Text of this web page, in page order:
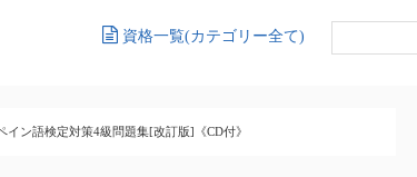
資格一覧(カテゴリー全て)
イン語検定対策4級問題集[改訂版]《CD付》